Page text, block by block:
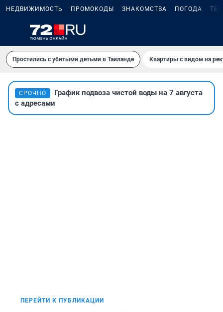
НЕДВИЖИМОСТЬ ПРОМОКОДЫ ЗНАКОМСТВА ПОГОДА
Простились с убитыми детьми в Таиланде Квартиры с видом на
СРОЧНО
График подвоза чистой воды на 7 августа
с адресами
ПЕРЕЙТИ К ПУБЛИКАЦИИ